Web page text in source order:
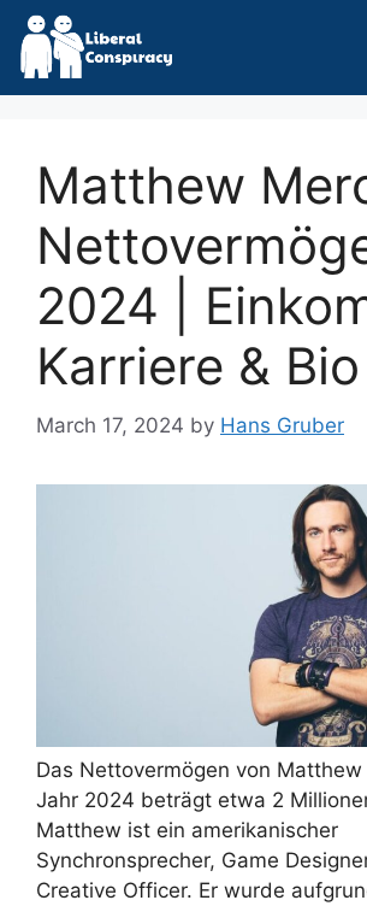
Skip
content
Matthew
2024 |
Karriere & Bio
March 17, 2024 by Hans Gruber
Das Nettovermögen von Matthew
Jahr 2024 beträgt etwa 2
Matthew ist ein amerikanischer
Synchronsprecher, Game
Creative Officer. Er wurde